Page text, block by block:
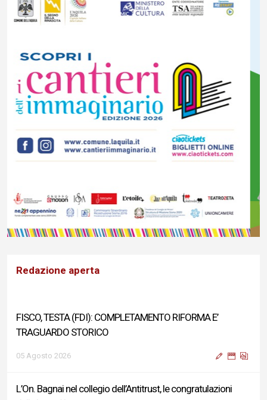
Redazione aperta
FISCO, TESTA (FDI): COMPLETAMENTO RIFORMA E’
TRAGUARDO STORICO
05 Agosto 2026
L’On. Bagnai nel collegio dell’Antitrust, le congratulazioni